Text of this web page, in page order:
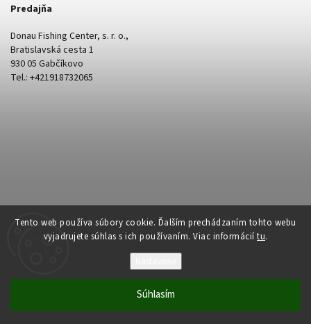
Tento web používa súbory cookie. Ďalším prechádzaním tohto webu
vyjadrujete súhlas s ich používaním. Viac informácií tu.
Súhlasím
Predajňa
Donau Fishing Center, s. r. o.,
Bratislavská cesta 1
930 05 Gabčíkovo
Tel.: +421918732065
Donau Fishing. Všetky práva vyhradené.